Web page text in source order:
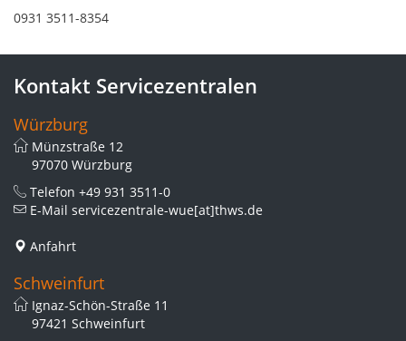
0931 3511-8354
Kontakt Servicezentralen
Würzburg
Münzstraße 12
97070 Würzburg
Telefon +49 931 3511-0
E-Mail servicezentrale-wue[at]thws.de
Anfahrt
Schweinfurt
Ignaz-Schön-Straße 11
97421 Schweinfurt